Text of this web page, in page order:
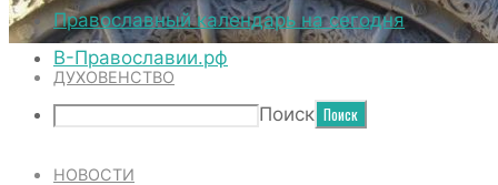
ТЕРРИТОРИЯ СОБОРА
ДУХОВЕНСТВО
НОВОСТИ
IMG_6910
Православный календарь на сегодня
В-Православии.рф
Поиск